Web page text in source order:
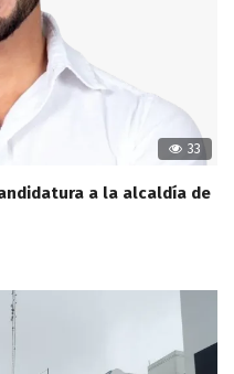
33
a la alcaldía de